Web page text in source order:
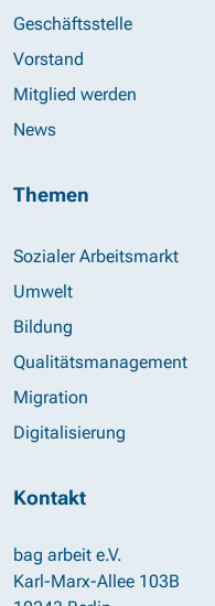
Geschäftsstelle
Vorstand
Mitglied werden
News
Themen
Sozialer Arbeitsmarkt
Umwelt
Bildung
Qualitätsmanagement
Migration
Digitalisierung
Kontakt
bag arbeit e.V.
Karl-Marx-Allee 103B